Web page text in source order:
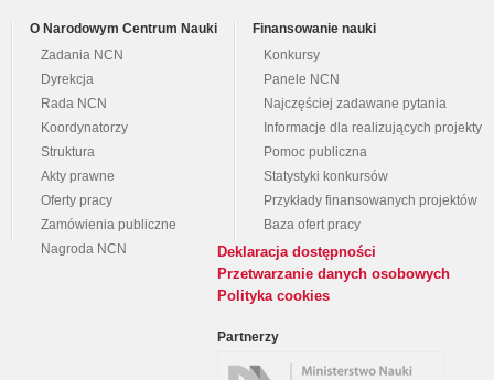
O Narodowym Centrum Nauki
Zadania NCN
Dyrekcja
Rada NCN
Koordynatorzy
Struktura
Akty prawne
Oferty pracy
Zamówienia publiczne
Nagroda NCN
Finansowanie nauki
Konkursy
Panele NCN
Najczęściej zadawane pytania
Informacje dla realizujących projekty
Pomoc publiczna
Statystyki konkursów
Przykłady finansowanych projektów
Baza ofert pracy
Deklaracja dostępności
Przetwarzanie danych osobowych
Polityka cookies
Partnerzy